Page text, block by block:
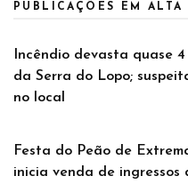
PUBLICAÇÕES EM ALTA
Incêndio devasta quase
da Serra do Lopo;
no local
Festa do Peão de
inicia venda de ingressos